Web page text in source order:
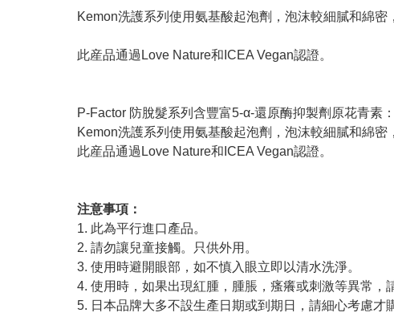
Kemon洗護系列使用氨基酸起泡劑，泡沫較細膩和綿密
此産品通過Love Nature和ICEA Vegan認證。
P-Factor 防脫髮系列含豐富5-α-還原酶抑製劑原花青素
Kemon洗護系列使用氨基酸起泡劑，泡沫較細膩和綿密
此産品通過Love Nature和ICEA Vegan認證。
注意事項：
1. 此為平行進口產品。
2. 請勿讓兒童接觸。只供外用。
3. 使用時避開眼部，如不慎入眼立即以清水洗淨。
4. 使用時，如果出現紅腫，腫脹，瘙癢或刺激等異常，
5. 日本品牌大多不設生產日期或到期日，請細心考慮才